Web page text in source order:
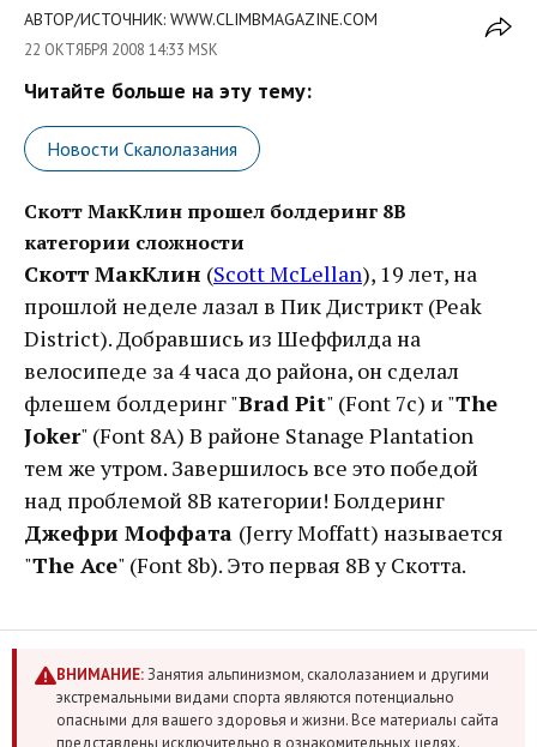
АВТОР/ИСТОЧНИК: WWW.CLIMBMAGAZINE.COM
22 ОКТЯБРЯ 2008 14:33 MSK
Читайте больше на эту тему:
Новости Скалолазания
Скотт МакКлин прошел болдеринг 8B
категории сложности
Скотт МакКлин (Scott McLellan), 19 лет, на
прошлой неделе лазал в Пик Дистрикт (Peak
District). Добравшись из Шеффилда на
велосипеде за 4 часа до района, он сделал
флешем болдеринг "Brad Pit" (Font 7c) и "The
Joker" (Font 8A) В районе Stanage Plantation
тем же утром. Завершилось все это победой
над проблемой 8B категории! Болдеринг
Джефри Моффата (Jerry Moffatt) называется
"The Ace" (Font 8b). Это первая 8B у Скотта.
ВНИМАНИЕ:Занятия альпинизмом, скалолазанием и другими
экстремальными видами спорта являются потенциально
опасными для вашего здоровья и жизни. Все материалы сайта
представлены исключительно в ознакомительных целях.